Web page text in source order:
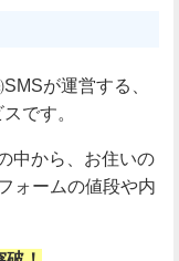
が運営する、
です。
中から、お住いの
ォームの値段や内